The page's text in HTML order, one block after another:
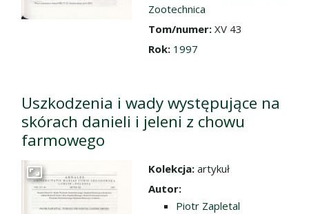
Zootechnica
Tom/numer: XV 43
Rok: 1997
Uszkodzenia i wady występujące na
skórach danieli i jeleni z chowu
farmowego
Przejdź do zbioru
Kolekcja: artykuł
Autor:
Piotr Zapletal